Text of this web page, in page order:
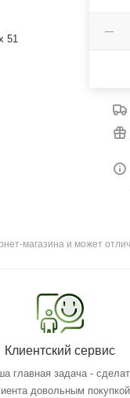
51
магазина и может
Клиентский сервис
главная задача -
довольным покупкой